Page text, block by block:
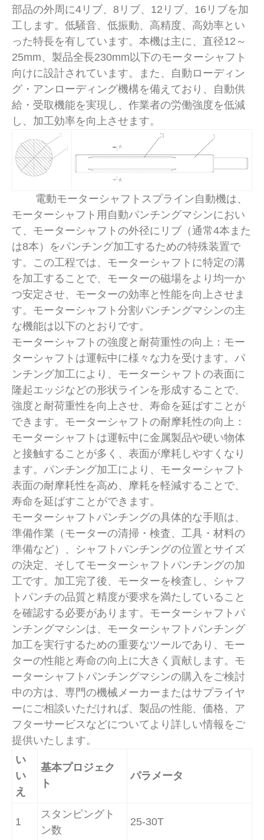
部品の外周に4リブ、8リブ、12リブ、16リブを加
工します。低騒音、低振動、高精度、高効率とい
った特長を有しています。本機は主に、直径12～
25mm、製品全長230mm以下のモーターシャフト
向けに設計されています。また、自動ローディン
グ・アンローディング機構を備えており、自動供
給・受取機能を実現し、作業者の労働強度を低減
し、加工効率を向上させます。
電動モーターシャフトスプライン自動機は、
モーターシャフト用自動パンチングマシンにおい
て、モーターシャフトの外径にリブ（通常4本また
は8本）をパンチング加工するための特殊装置で
す。この工程では、モーターシャフトに特定の溝
を加工することで、モーターの磁場をより均一か
つ安定させ、モーターの効率と性能を向上させま
す。モーターシャフト分割パンチングマシンの主
な機能は以下のとおりです。
モーターシャフトの強度と耐荷重性の向上：モー
ターシャフトは運転中に様々な力を受けます。パ
ンチング加工により、モーターシャフトの表面に
隆起エッジなどの形状ラインを形成することで、
強度と耐荷重性を向上させ、寿命を延ばすことが
できます。モーターシャフトの耐摩耗性の向上：
モーターシャフトは運転中に金属製品や硬い物体
と接触することが多く、表面が摩耗しやすくなり
ます。パンチング加工により、モーターシャフト
表面の耐摩耗性を高め、摩耗を軽減することで、
寿命を延ばすことができます。
モーターシャフトパンチングの具体的な手順は、
準備作業（モーターの清掃・検査、工具・材料の
準備など）、シャフトパンチングの位置とサイズ
の決定、そしてモーターシャフトパンチングの加
工です。加工完了後、モーターを検査し、シャフ
トパンチの品質と精度が要求を満たしていること
を確認する必要があります。モーターシャフトパ
ンチングマシンは、モーターシャフトパンチング
加工を実行するための重要なツールであり、モー
ターの性能と寿命の向上に大きく貢献します。モ
ーターシャフトパンチングマシンの購入をご検討
中の方は、専門の機械メーカーまたはサプライヤ
ーにご相談いただければ、製品の性能、価格、ア
フターサービスなどについてより詳しい情報をご
提供いたします。
い
い
え
基本プロジェク
ト
パラメータ
1
スタンピングト
ン数
25-30T